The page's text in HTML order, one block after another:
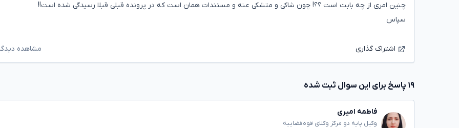
چنین امری از چه بابت است ؟؟! چون شاکی و متشکی عنه و مستندات همان است که در پرونده قبلی قبلا رسیدگی شده است!!
سپاس
اشتراک گذاری مشاهده
۱۹ پاسخ برای این سوال ثبت شده
فاطمه امیری
وکیل پایه دو مرکز وکلای قوه‌قضاییه